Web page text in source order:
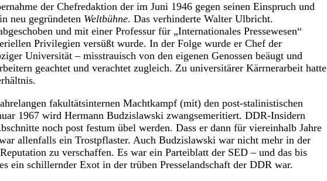
der Chefredaktion der im Juni 1946 gegen seinen Einspruch und
neu gegründeten Weltbühne. Das verhinderte Walter Ulbricht.
und mit einer Professur für „Internationales Pressewesen“
Privilegien versüßt wurde. In der Folge wurde er Chef der
Universität – misstrauisch von den eigenen Genossen beäugt und
geachtet und verachtet zugleich. Zu universitärer Kärrnerarbeit hatte
fakultätsinternen Machtkampf (mit) den post-stalinistischen
1967 wird Hermann Budzislawski zwangsemeritiert. DDR-Insidern
noch post festum übel werden. Dass er dann für viereinhalb Jahre
allenfalls ein Trostpflaster. Auch Budzislawski war nicht mehr in der
zu verschaffen. Es war ein Parteiblatt der SED – und das bis
ein schillernder Exot in der trüben Presselandschaft der DDR war.